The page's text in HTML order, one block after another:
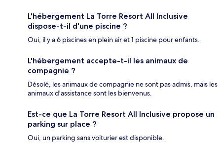
L'hébergement La Torre Resort All Inclusive
dispose-t-il d'une piscine ?
Oui, il y a 6 piscines en plein air et 1 piscine pour enfants.
L'hébergement accepte-t-il les animaux de
compagnie ?
Désolé, les animaux de compagnie ne sont pas admis, mais les
animaux d'assistance sont les bienvenus.
Est-ce que La Torre Resort All Inclusive propose un
parking sur place ?
Oui, un parking sans voiturier est disponible.